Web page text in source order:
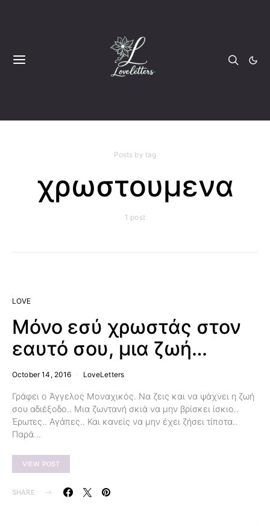
Posts by tag
χρωστουμενα
1 post
LOVE
Μόνο εσύ χρωστάς στον
εαυτό σου, μια ζωή…
October 14, 2016 LoveLetters
Γράφει ο Άγγελος Μοναχικός. Να ζεις και να ψάχνει η ζωή
σου αδιέξοδο.. Μια ζωντανή σκιά να μην βρίσκει ίσκιο..
Έρωτες.. Αγάπες.. Και κανείς να μην έχει ζήσει τίποτα..
Παρά…
VIEW POST
SHARE